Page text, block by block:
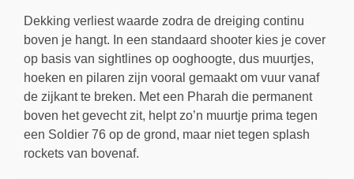
Dekking verliest waarde zodra de dreiging continu
boven je hangt. In een standaard shooter kies je cover
op basis van sightlines op ooghoogte, dus muurtjes,
hoeken en pilaren zijn vooral gemaakt om vuur vanaf
de zijkant te breken. Met een Pharah die permanent
boven het gevecht zit, helpt zo’n muurtje prima tegen
een Soldier 76 op de grond, maar niet tegen splash
rockets van bovenaf.